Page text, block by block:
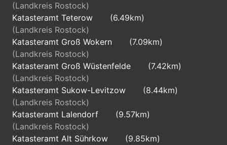
(Landkreis Rostock)
Katasteramt Teterow
(6.49km)
(Landkreis Rostock)
Katasteramt Groß Wokern
(7.09km)
(Landkreis Rostock)
Katasteramt Groß Wüstenfelde
(7.42km)
(Landkreis Rostock)
Katasteramt Sukow-Levitzow
(8.44km)
(Landkreis Rostock)
Katasteramt Lalendorf
(9.57km)
(Landkreis Rostock)
Katasteramt Alt Sührkow
(9.85km)